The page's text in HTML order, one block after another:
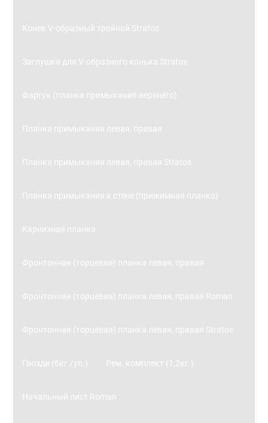
Конек V-образный тройной Stratos
Заглушка для V-образного конька Stratos
Фартук (планка примыкания верхнего)
Планка примыкания левая, правая
Планка примыкания левая, правая Stratos
Планка примыкания к стене (прижимная планка)
Карнизная планка
Фронтонная (торцевая) планка левая, правая
Фронтонная (торцевая) планка левая, правая Roman
Фронтонная (торцевая) планка левая, правая Stratos
Гвозди (6кг./уп.) Рем. комплект (1,2кг.)
Начальный лист Roman